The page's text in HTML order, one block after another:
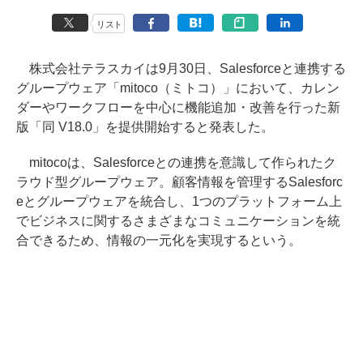
リスト
株式会社テラスカイは9月30日、Salesforceと連携する
グループウェア「mitoco（ミトコ）」において、カレン
ダーやワークフローを中心に機能追加・改善を行った新
版「同 V18.0」を提供開始すると発表した。
mitocoは、Salesforceとの連携を意識して作られたク
ラウド型グループウェア。顧客情報を管理するSalesforc
eとグループウェアを統合し、1つのプラットフォーム上
でビジネスに関するさまざまなコミュニケーションを統
合できるため、情報の一元化を実現するという。